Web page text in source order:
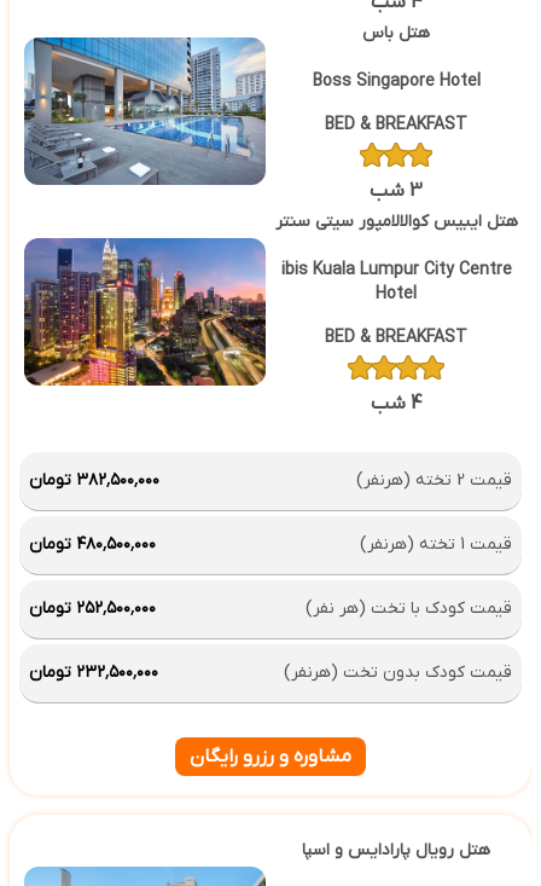
هتل باس
Boss Singapore Hotel
BED & BREAKFAST
3 شب
هتل ایبیس کوالالامپور سیتی سنتر
ibis Kuala Lumpur City Centre
Hotel
BED & BREAKFAST
4 شب
قیمت 2 تخته (هرنفر) ۳۸۲٬۵۰۰٬۰۰۰ تومان
قیمت 1 تخته (هرنفر) ۴۸۰٬۵۰۰٬۰۰۰ تومان
قیمت کودک با تخت (هر نفر) ۲۵۲٬۵۰۰٬۰۰۰ تومان
قیمت کودک بدون تخت (هرنفر) ۲۳۲٬۵۰۰٬۰۰۰ تومان
مشاوره و رزرو رایگان
هتل رویال پارادایس و اسپا